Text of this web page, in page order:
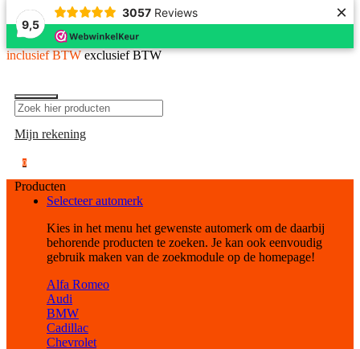
9,5
3057 Reviews ×
inclusief BTW exclusief BTW
Mijn rekening
0
Producten
Selecteer automerk
Kies in het menu het gewenste automerk om de daarbij
behorende producten te zoeken. Je kan ook eenvoudig
gebruik maken van de zoekmodule op de homepage!
Alfa Romeo
Audi
BMW
Cadillac
Chevrolet